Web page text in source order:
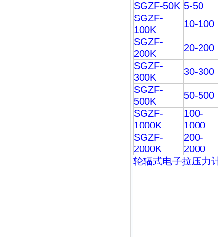
SGZF-50K 5-50
SGZF-
100K
10-100
SGZF-
200K
20-200
SGZF-
300K
30-300
SGZF-
500K
50-500
SGZF-
1000K
100-
1000
SGZF-
2000K
200-
2000
轮辐式电子拉压力